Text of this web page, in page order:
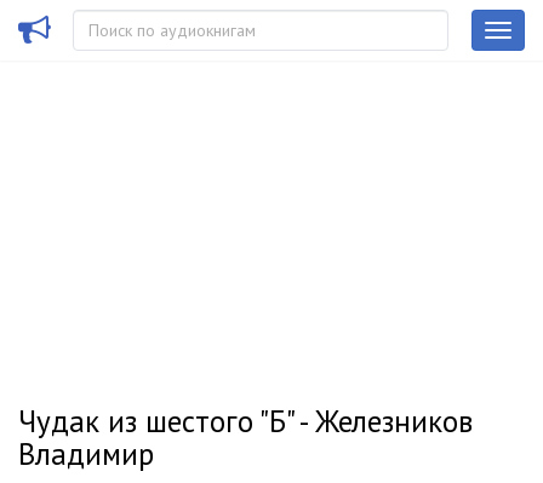
Чудак из шестого "Б" - Железников
Владимир